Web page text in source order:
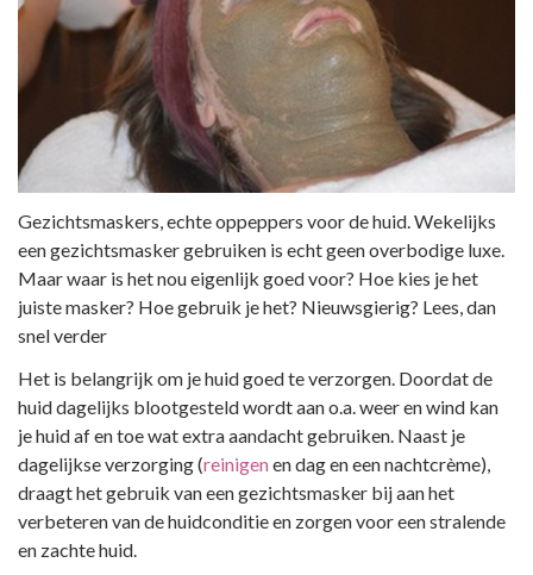
Gezichtsmaskers, echte oppeppers voor de huid. Wekelijks
een gezichtsmasker gebruiken is echt geen overbodige luxe.
Maar waar is het nou eigenlijk goed voor? Hoe kies je het
juiste masker? Hoe gebruik je het? Nieuwsgierig? Lees, dan
snel verder
Het is belangrijk om je huid goed te verzorgen. Doordat de
huid dagelijks blootgesteld wordt aan o.a. weer en wind kan
je huid af en toe wat extra aandacht gebruiken. Naast je
dagelijkse verzorging (reinigenen dag en een nachtcrème),
draagt het gebruik van een gezichtsmasker bij aan het
verbeteren van de huidconditie en zorgen voor een stralende
en zachte huid.